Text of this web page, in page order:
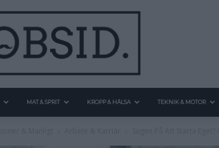
MAT & SPRIT KROPP & HÄLSA TEKNIK & MOTOR